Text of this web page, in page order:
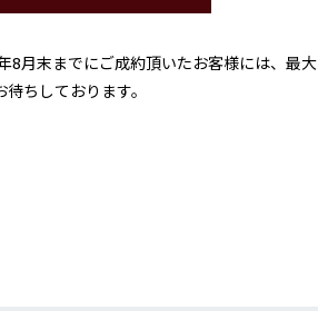
8月末までにご成約頂いたお客様には、最大
ちしております。